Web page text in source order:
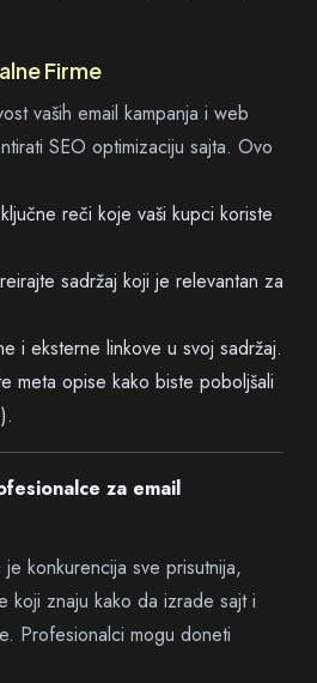
Firme
vaših email kampanja i web
SEO optimizaciju sajta. Ovo
reči koje vaši kupci koriste
sadržaj koji je relevantan za
i eksterne linkove u svoj sadržaj.
meta opise kako biste poboljšali
za email
konkurencija sve prisutnija,
koji znaju kako da izrade sajt i
Profesionalci mogu doneti